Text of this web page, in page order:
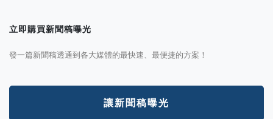
立即購買新聞稿曝光
發一篇新聞稿透通到各大媒體的最快速、最便捷的方案！
讓新聞稿曝光